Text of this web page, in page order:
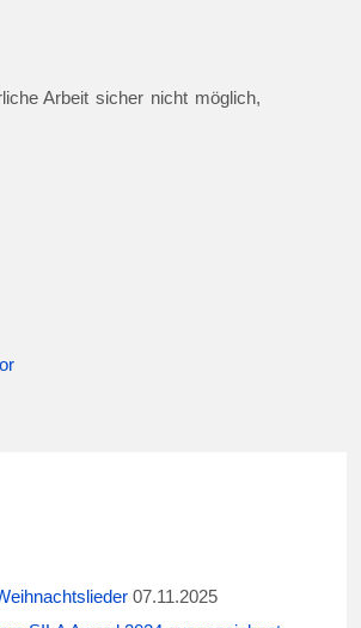
Arbeit sicher nicht möglich,
07.11.2025